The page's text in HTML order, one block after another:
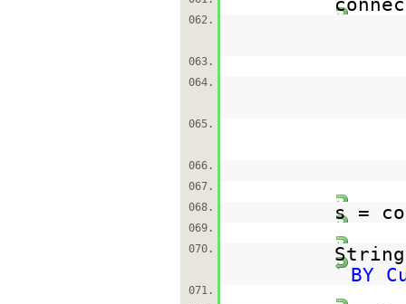
062.
063.
064.
065.
066.
067.
068.
s =
069.
070.
BY
071.